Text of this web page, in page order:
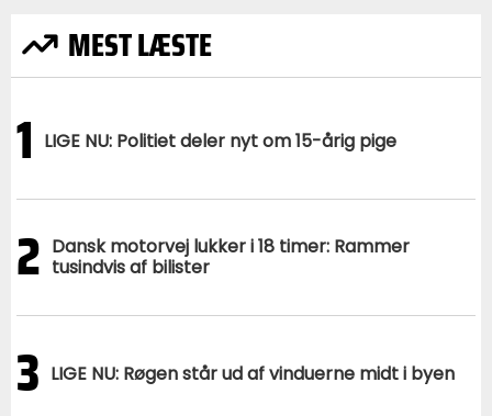
MEST LÆSTE
1 LIGE NU: Politiet deler nyt om 15-årig pige
2 Dansk motorvej lukker i 18 timer: Rammer
tusindvis af bilister
3 LIGE NU: Røgen står ud af vinduerne midt i byen